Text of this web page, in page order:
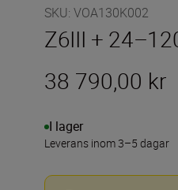
SKU: VOA130K002
Z6III +
38 790,00 kr
I lager
Leverans inom 3–5 dagar